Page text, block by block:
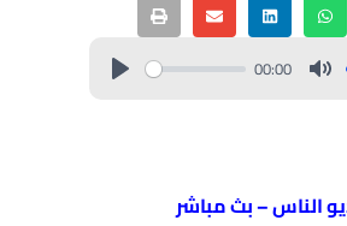
00:00
الناس – بث مباشر